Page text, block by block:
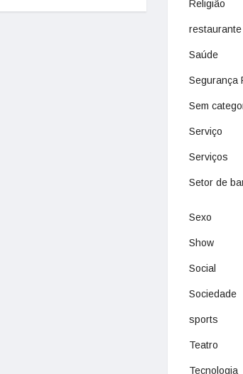
Religião
restaurante
Saúde
Segurança
Sem
Serviço
Serviços
Setor de
Sexo
Show
Social
Sociedade
sports
Teatro
Tecnologia